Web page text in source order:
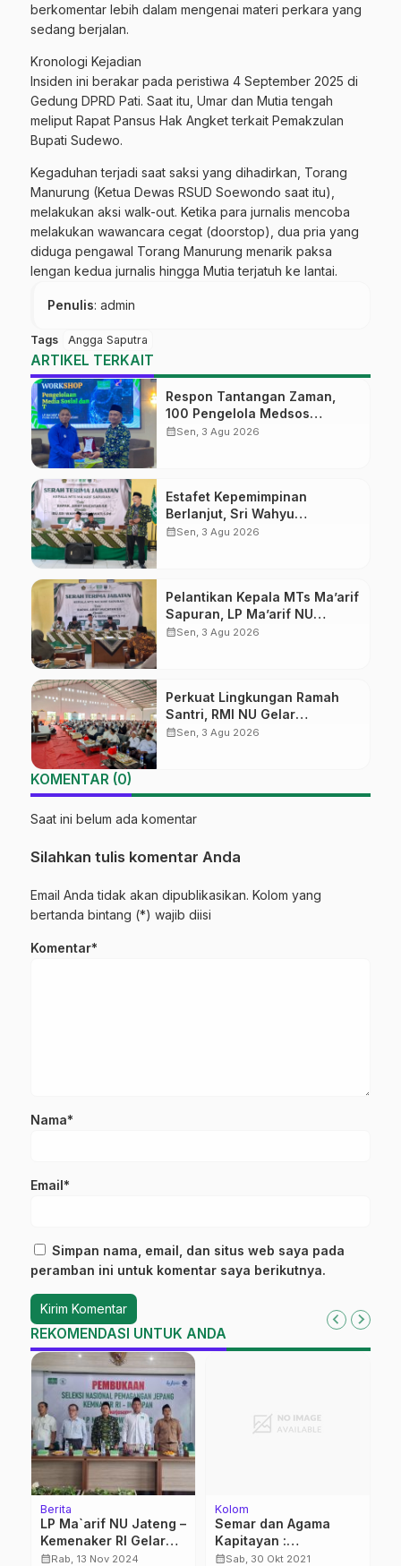
berkomentar lebih dalam mengenai materi perkara yang
sedang berjalan.
​Kronologi Kejadian
​Insiden ini berakar pada peristiwa 4 September 2025 di
Gedung DPRD Pati. Saat itu, Umar dan Mutia tengah
meliput Rapat Pansus Hak Angket terkait Pemakzulan
Bupati Sudewo.
​Kegaduhan terjadi saat saksi yang dihadirkan, Torang
Manurung (Ketua Dewas RSUD Soewondo saat itu),
melakukan aksi walk-out. Ketika para jurnalis mencoba
melakukan wawancara cegat (doorstop), dua pria yang
diduga pengawal Torang Manurung menarik paksa
lengan kedua jurnalis hingga Mutia terjatuh ke lantai.
Penulis: admin
Tags Angga Saputra
ARTIKEL TERKAIT
Respon Tantangan Zaman,
100 Pengelola Medsos
Sekolah Ma’arif Pekalongan
calendar_monthSen, 3 Agu 2026
Estafet Kepemimpinan
Berlanjut, Sri Wahyu
Susilowati Resmi Pimpin MTs
calendar_monthSen, 3 Agu 2026
Pelantikan Kepala MTs Ma’arif
Sapuran, LP Ma’arif NU
Wonosobo Tekankan Lima
calendar_monthSen, 3 Agu 2026
Perkuat Lingkungan Ramah
Santri, RMI NU Gelar
‘Sambang Pesantren’ di Pati
calendar_monthSen, 3 Agu 2026
KOMENTAR (0)
Saat ini belum ada komentar
Silahkan tulis komentar Anda
Email Anda tidak akan dipublikasikan. Kolom yang
bertanda bintang (*) wajib diisi
Komentar*
Nama*
Email*
Simpan nama, email, dan situs web saya pada
peramban ini untuk komentar saya berikutnya.
REKOMENDASI UNTUK ANDA
Berita
LP Ma`arif NU Jateng –
Kemenaker RI Gelar
Seleksi Magang Kerja
calendar_monthRab, 13 Nov 2024
Kolom
Semar dan Agama
Kapitayan :
Religiusitas Leluhur
calendar_monthSab, 30 Okt 2021